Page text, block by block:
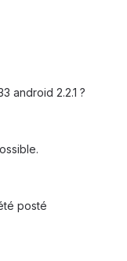
android 2.2.1 ?
posté